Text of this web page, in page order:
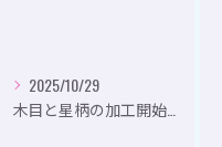
2025/10/29